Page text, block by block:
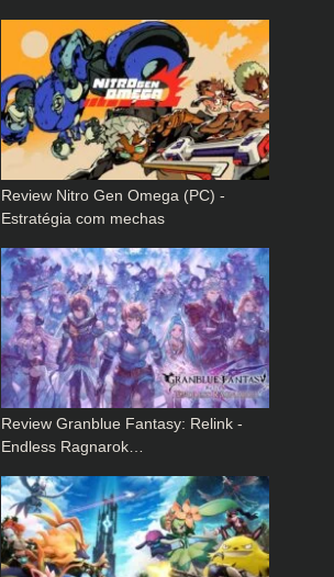
Review Nitro Gen Omega (PC) -
Estratégia com mechas
Review Granblue Fantasy: Relink -
Endless Ragnarok…